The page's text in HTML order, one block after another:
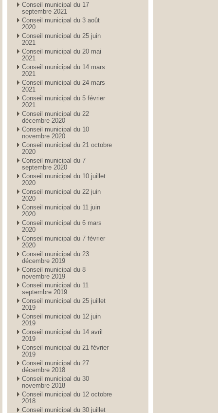
Conseil municipal du 17
septembre 2021
Conseil municipal du 3 août
2020
Conseil municipal du 25 juin
2021
Conseil municipal du 20 mai
2021
Conseil municipal du 14 mars
2021
Conseil municipal du 24 mars
2021
Conseil municipal du 5 février
2021
Conseil municipal du 22
décembre 2020
Conseil municipal du 10
novembre 2020
Conseil municipal du 21 octobre
2020
Conseil municipal du 7
septembre 2020
Conseil municipal du 10 juillet
2020
Conseil municipal du 22 juin
2020
Conseil municipal du 11 juin
2020
Conseil municipal du 6 mars
2020
Conseil municipal du 7 février
2020
Conseil municipal du 23
décembre 2019
Conseil municipal du 8
novembre 2019
Conseil municipal du 11
septembre 2019
Conseil municipal du 25 juillet
2019
Conseil municipal du 12 juin
2019
Conseil municipal du 14 avril
2019
Conseil municipal du 21 février
2019
Conseil municipal du 27
décembre 2018
Conseil municipal du 30
novembre 2018
Conseil municipal du 12 octobre
2018
Conseil municipal du 30 juillet